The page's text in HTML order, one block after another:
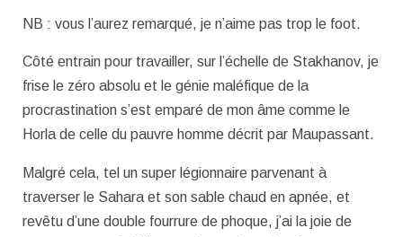
NB : vous l’aurez remarqué, je n’aime pas trop le foot.
Côté entrain pour travailler, sur l’échelle de Stakhanov, je
frise le zéro absolu et le génie maléfique de la
procrastination s’est emparé de mon âme comme le
Horla de celle du pauvre homme décrit par Maupassant.
Malgré cela, tel un super légionnaire parvenant à
traverser le Sahara et son sable chaud en apnée, et
revêtu d’une double fourrure de phoque, j’ai la joie de